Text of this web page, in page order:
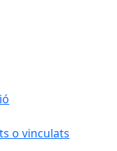
o vinculats